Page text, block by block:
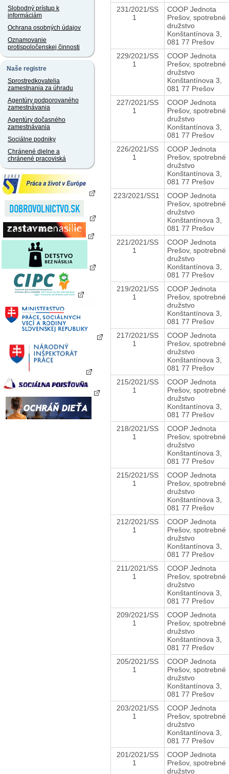
Slobodný prístup k
informáciám
Ochrana osobných údajov
Oznamovanie
protispoločenskej činnosti
Naše registre
Sprostredkovatelia
zamestnania za úhradu
Agentúry podporovaného
zamestnávania
Agentúry dočasného
zamestnávania
Sociálne podniky
Chránené dielne a
chránené pracoviská
231/2021/SS
1
COOP Jednota
Prešov, spotrebné
družstvo
Konštantínova 3,
081 77 Prešov
229/2021/SS
1
COOP Jednota
Prešov, spotrebné
družstvo
Konštantínova 3,
081 77 Prešov
227/2021/SS
1
COOP Jednota
Prešov, spotrebné
družstvo
Konštantínova 3,
081 77 Prešov
226/2021/SS
1
COOP Jednota
Prešov, spotrebné
družstvo
Konštantínova 3,
081 77 Prešov
223/2021/SS1
COOP Jednota
Prešov, spotrebné
družstvo
Konštantínova 3,
081 77 Prešov
221/2021/SS
1
COOP Jednota
Prešov, spotrebné
družstvo
Konštantínova 3,
081 77 Prešov
219/2021/SS
1
COOP Jednota
Prešov, spotrebné
družstvo
Konštantínova 3,
081 77 Prešov
217/2021/SS
1
COOP Jednota
Prešov, spotrebné
družstvo
Konštantínova 3,
081 77 Prešov
215/2021/SS
1
COOP Jednota
Prešov, spotrebné
družstvo
Konštantínova 3,
081 77 Prešov
218/2021/SS
1
COOP Jednota
Prešov, spotrebné
družstvo
Konštantínova 3,
081 77 Prešov
215/2021/SS
1
COOP Jednota
Prešov, spotrebné
družstvo
Konštantínova 3,
081 77 Prešov
212/2021/SS
1
COOP Jednota
Prešov, spotrebné
družstvo
Konštantínova 3,
081 77 Prešov
211/2021/SS
1
COOP Jednota
Prešov, spotrebné
družstvo
Konštantínova 3,
081 77 Prešov
209/2021/SS
1
COOP Jednota
Prešov, spotrebné
družstvo
Konštantínova 3,
081 77 Prešov
205/2021/SS
1
COOP Jednota
Prešov, spotrebné
družstvo
Konštantínova 3,
081 77 Prešov
203/2021/SS
1
COOP Jednota
Prešov, spotrebné
družstvo
Konštantínova 3,
081 77 Prešov
201/2021/SS
1
COOP Jednota
Prešov, spotrebné
družstvo